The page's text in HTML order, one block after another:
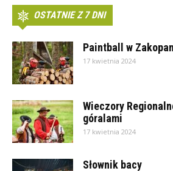
OSTATNIE Z 7 DNI
Paintball w
17 kwietnia 2024
Wieczory
góralami
17 kwietnia 2024
Słownik bacy